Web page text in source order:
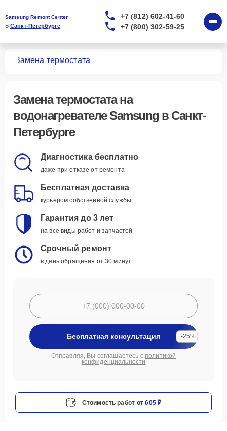
Samsung Remont Center
В Санкт-Петербурге
+7 (812) 602-41-60
+7 (800) 302-59-25
Замена термостата
Замена термостатана
водонагревателе Samsung в Санкт-
Петербурге
Диагностика бесплатно
даже при отказе от ремонта
Бесплатная доставка
курьером собственной службы
Гарантия до 3 лет
на все виды работ и запчастей
Срочный ремонт
в день обращения от 30 минут
Бесплатная консультация -25%
Отправляя, Вы соглашаетесь с политикой
конфиденциальности
Стоимость работ от 605 ₽